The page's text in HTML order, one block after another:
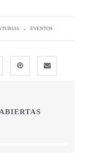
. EVENTOS